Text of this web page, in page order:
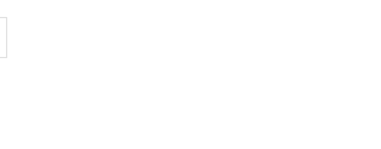
: